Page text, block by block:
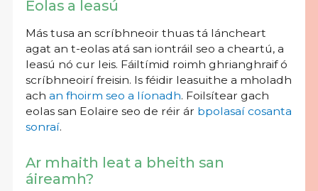
Eolas a leasú
Más tusa an scríbhneoir thuas tá láncheart
agat an t-eolas atá san iontráil seo a cheartú, a
leasú nó cur leis. Fáiltímid roimh ghrianghraif ó
scríbhneoirí freisin. Is féidir leasuithe a mholadh
ach an fhoirm seo a líonadh. Foilsítear gach
eolas san Eolaire seo de réir ár bpolasaí cosanta
sonraí.
Ar mhaith leat a bheith san
áireamh?